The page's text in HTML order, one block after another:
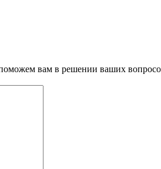
вам в решении ваших